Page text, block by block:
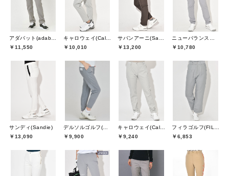
￥11,550
￥10,010
￥13,200
￥10,780
サンディ(Sandie)
￥13,090
￥9,900
￥9,240
￥6,853